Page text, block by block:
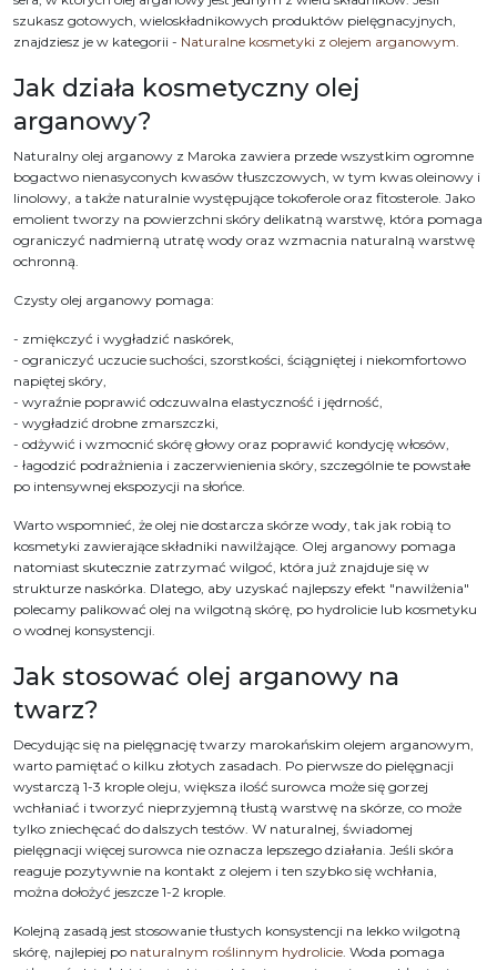
szukasz gotowych, wieloskładnikowych produktów pielęgnacyjnych,
znajdziesz je w kategorii - Naturalne kosmetyki z olejem arganowym.
Jak działa kosmetyczny olej
arganowy?
Naturalny olej arganowy z Maroka zawiera przede wszystkim ogromne
bogactwo nienasyconych kwasów tłuszczowych, w tym kwas oleinowy i
linolowy, a także naturalnie występujące tokoferole oraz fitosterole. Jako
emolient tworzy na powierzchni skóry delikatną warstwę, która pomaga
ograniczyć nadmierną utratę wody oraz wzmacnia naturalną warstwę
ochronną.
Czysty olej arganowy pomaga:
- zmiękczyć i wygładzić naskórek,
- ograniczyć uczucie suchości, szorstkości, ściągniętej i niekomfortowo
napiętej skóry,
- wyraźnie poprawić odczuwalna elastyczność i jędrność,
- wygładzić drobne zmarszczki,
- odżywić i wzmocnić skórę głowy oraz poprawić kondycję włosów,
- łagodzić podrażnienia i zaczerwienienia skóry, szczególnie te powstałe
po intensywnej ekspozycji na słońce.
Warto wspomnieć, że olej nie dostarcza skórze wody, tak jak robią to
kosmetyki zawierające składniki nawilżające. Olej arganowy pomaga
natomiast skutecznie zatrzymać wilgoć, która już znajduje się w
strukturze naskórka. Dlatego, aby uzyskać najlepszy efekt "nawilżenia"
polecamy palikować olej na wilgotną skórę, po hydrolicie lub kosmetyku
o wodnej konsystencji.
Jak stosować olej arganowy na
twarz?
Decydując się na pielęgnację twarzy marokańskim olejem arganowym,
warto pamiętać o kilku złotych zasadach. Po pierwsze do pielęgnacji
wystarczą 1-3 krople oleju, większa ilość surowca może się gorzej
wchłaniać i tworzyć nieprzyjemną tłustą warstwę na skórze, co może
tylko zniechęcać do dalszych testów. W naturalnej, świadomej
pielęgnacji więcej surowca nie oznacza lepszego działania. Jeśli skóra
reaguje pozytywnie na kontakt z olejem i ten szybko się wchłania,
można dołożyć jeszcze 1-2 krople.
Kolejną zasadą jest stosowanie tłustych konsystencji na lekko wilgotną
skórę, najlepiej po naturalnym roślinnym hydrolicie. Woda pomaga